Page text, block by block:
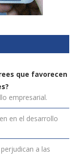
que favorecen
empresarial.
en el desarrollo
a las